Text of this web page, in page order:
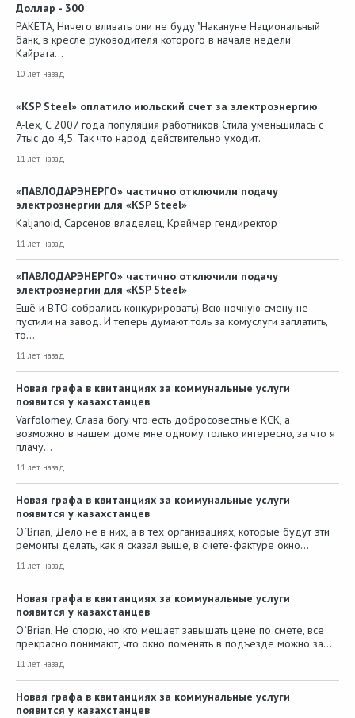
Доллар - 300
PAKETA, Ничего вливать они не буду "Накануне Национальный
банк, в кресле руководителя которого в начале недели
Кайрата…
10 лет назад
«KSP Steel» оплатило июльский счет за электроэнергию
A-lex, C 2007 года популяция работников Стила уменьшилась с
7тыс до 4,5. Так что народ действительно уходит.
11 лет назад
«ПАВЛОДАРЭНЕРГО» частично отключили подачу
электроэнергии для «KSP Steel»
Kaljanoid, Сарсенов владелец, Креймер гендиректор
11 лет назад
«ПАВЛОДАРЭНЕРГО» частично отключили подачу
электроэнергии для «KSP Steel»
Ещё и ВТО собрались конкурировать) Всю ночную смену не
пустили на завод. И теперь думают толь за комуслуги заплатить,
то…
11 лет назад
Новая графа в квитанциях за коммунальные услуги
появится у казахстанцев
Varfolomey, Слава богу что есть добросовестные КСК, а
возможно в нашем доме мне одному только интересно, за что я
плачу…
11 лет назад
Новая графа в квитанциях за коммунальные услуги
появится у казахстанцев
O`Brian, Дело не в них, а в тех организациях, которые будут эти
ремонты делать, как я сказал выше, в счете-фактуре окно…
11 лет назад
Новая графа в квитанциях за коммунальные услуги
появится у казахстанцев
O`Brian, Не спорю, но кто мешает завышать цене по смете, все
прекрасно понимают, что окно поменять в подъезде можно за…
11 лет назад
Новая графа в квитанциях за коммунальные услуги
появится у казахстанцев